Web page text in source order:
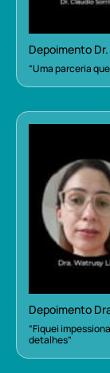
Depoimento
“Uma parceria
Depoimento
“Fiquei
detalhes”